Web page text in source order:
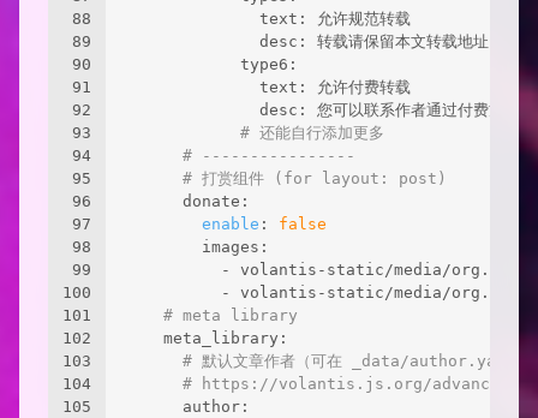
88
89
90
91
92
93
94
95
96
97
98
99
100
101
102
103
104
105
              text: 允许规范转载
desc: 转载请保留本文转载地址，著作
            type6:
              text: 允许付费转载
desc: 您可以联系作者通过付费方式获
# 还能自行添加更多
# ----------------
# 打赏组件 (for layout: post)
      donate:
enable : false
        images:
- volantis-static/media/
- volantis-static/media/
# meta library
    meta_library:
# 默认文章作者（可在 _data/author.yaml
# https://volantis.js.org/advanced-
      author: